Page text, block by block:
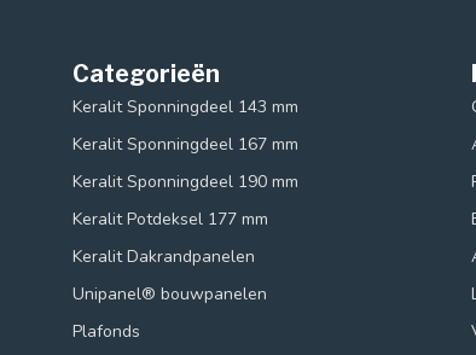
Categorieën
Keralit Sponningdeel 143 mm
Keralit Sponningdeel 167 mm
Keralit Sponningdeel 190 mm
Keralit Potdeksel 177 mm
Keralit Dakrandpanelen
Unipanel® bouwpanelen
Plafonds